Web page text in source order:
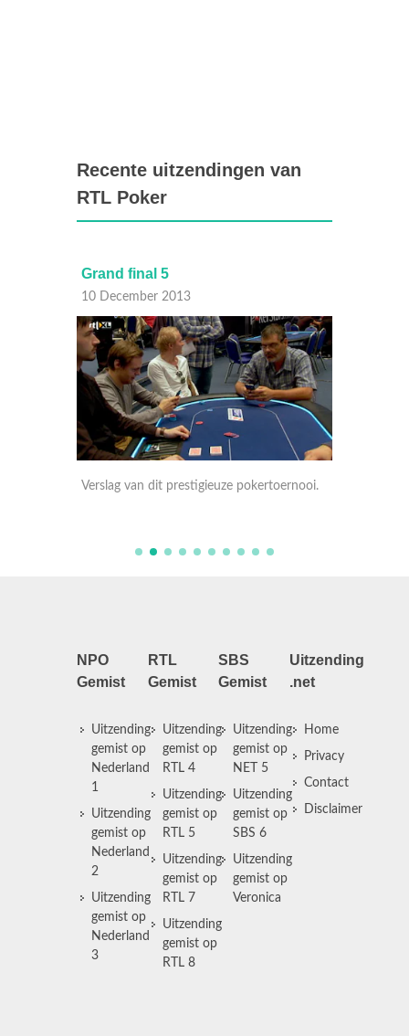
Recente uitzendingen van
RTL Poker
Grand final 5
10 December 2013
Verslag van dit prestigieuze pokertoernooi.
NPO
Gemist
Uitzending
gemist op
Nederland
1
Uitzending
gemist op
Nederland
2
Uitzending
gemist op
Nederland
3
RTL
Gemist
Uitzending
gemist op
RTL 4
Uitzending
gemist op
RTL 5
Uitzending
gemist op
RTL 7
Uitzending
gemist op
RTL 8
SBS
Gemist
Uitzending
gemist op
NET 5
Uitzending
gemist op
SBS 6
Uitzending
gemist op
Veronica
Uitzending
.net
Home
Privacy
Contact
Disclaimer